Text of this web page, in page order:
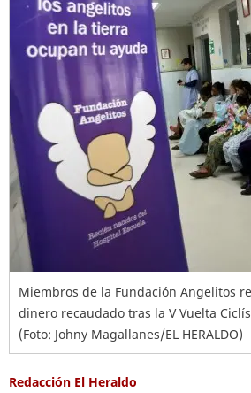
Miembros de la Fundación Angelitos
dinero recaudado tras la V Vuelta
(Foto: Johny Magallanes/EL HERALDO)
Redacción El Heraldo